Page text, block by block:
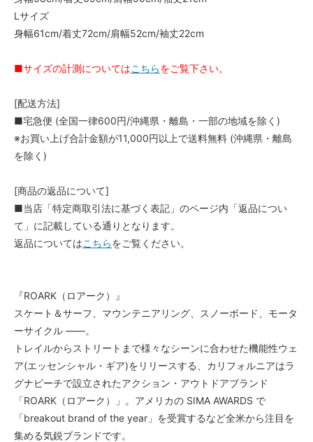
Lサイズ
身幅61cm/着丈72cm/肩幅52cm/袖丈22cm
■サイズの計測についてはこちらをご覧下さい。
[配送方法]
■宅急便 (全国一律600円/沖縄県・離島・一部の地域を除く)
※お買い上げ合計金額が11,000円以上で送料無料 (沖縄県・離島
を除く)
[商品の返品について]
■当店「特定商取引法に基づく表記」のページ内「返品につい
て」に記載している通りとなります。
返品についてはこちらをご覧ください。
『ROARK（ロアーク）』
スケート＆サーフ、マウンテニアリング、スノーボード、モータ
ーサイクル ——。
トレイルからストリートまで様々なシーンに合わせた機能性ウェ
ア(エッセンシャル・ギア)をリリースする、カリフォルニアはラ
グナビーチで設立されたアクション・アウトドアブランド
「ROARK（ロアーク）」。アメリカの SIMA AWARDS で
「breakout brand of the year」を受賞するなど全米から注目を
集める気鋭ブランドです。